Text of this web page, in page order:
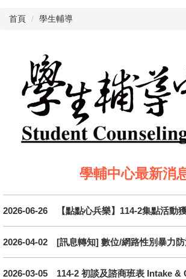
首頁 學生輔導
學輔中心最新消
2026-06-26 【點點心兵樂】114-2集點活動
2026-04-02
2026-03-05